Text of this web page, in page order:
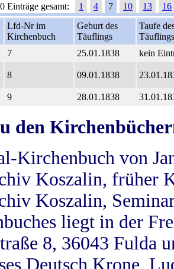
Einträge gesamt: 1 4 7 10 13
16
Lfd-Nr im
Kirchenbuch
Geburt des
Täuflings
Taufe
Täuflings
7 25.01.1838 kein
8 09.01.1838
9 28.01.1838
den
Kirchenbuch von
Koszalin, früher
Koszalin,
liegt in der
8, 36043 Fulda
Deutsch Krone,